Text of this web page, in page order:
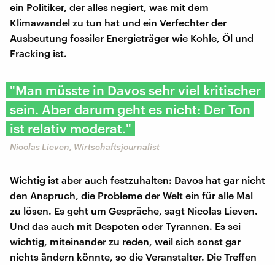
ein Politiker, der alles negiert, was mit dem
Klimawandel zu tun hat und ein Verfechter der
Ausbeutung fossiler Energieträger wie Kohle, Öl und
Fracking ist.
"Man müsste in Davos sehr viel kritischer
sein. Aber darum geht es nicht: Der Ton
ist relativ moderat."
Nicolas Lieven, Wirtschaftsjournalist
Wichtig ist aber auch festzuhalten: Davos hat gar nicht
den Anspruch, die Probleme der Welt ein für alle Mal
zu lösen. Es geht um Gespräche, sagt Nicolas Lieven.
Und das auch mit Despoten oder Tyrannen. Es sei
wichtig, miteinander zu reden, weil sich sonst gar
nichts ändern könnte, so die Veranstalter. Die Treffen